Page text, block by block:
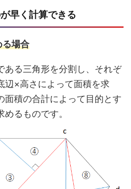
早く計算できる
る場合
ある三角形を分割し、それぞ
辺×高さによって面積を求
面積の合計によって目的とす
るものです。